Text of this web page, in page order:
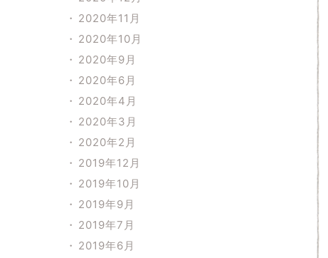
2020年11月
2020年10月
2020年9月
2020年6月
2020年4月
2020年3月
2020年2月
2019年12月
2019年10月
2019年9月
2019年7月
2019年6月